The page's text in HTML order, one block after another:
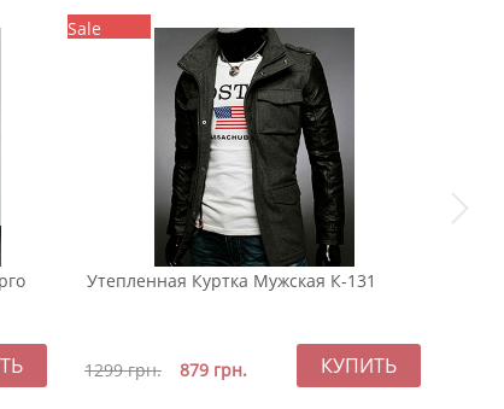
Sale
Утепленная Куртка Мужская К-131
1299грн. 879 грн.